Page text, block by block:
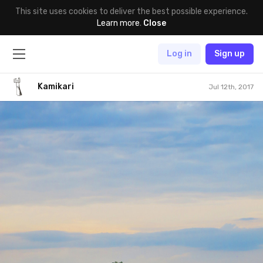
This site uses cookies to deliver the best possible experience.
Learn more. Close
Log in Sign up
Kamikari Jul 12th, 2017